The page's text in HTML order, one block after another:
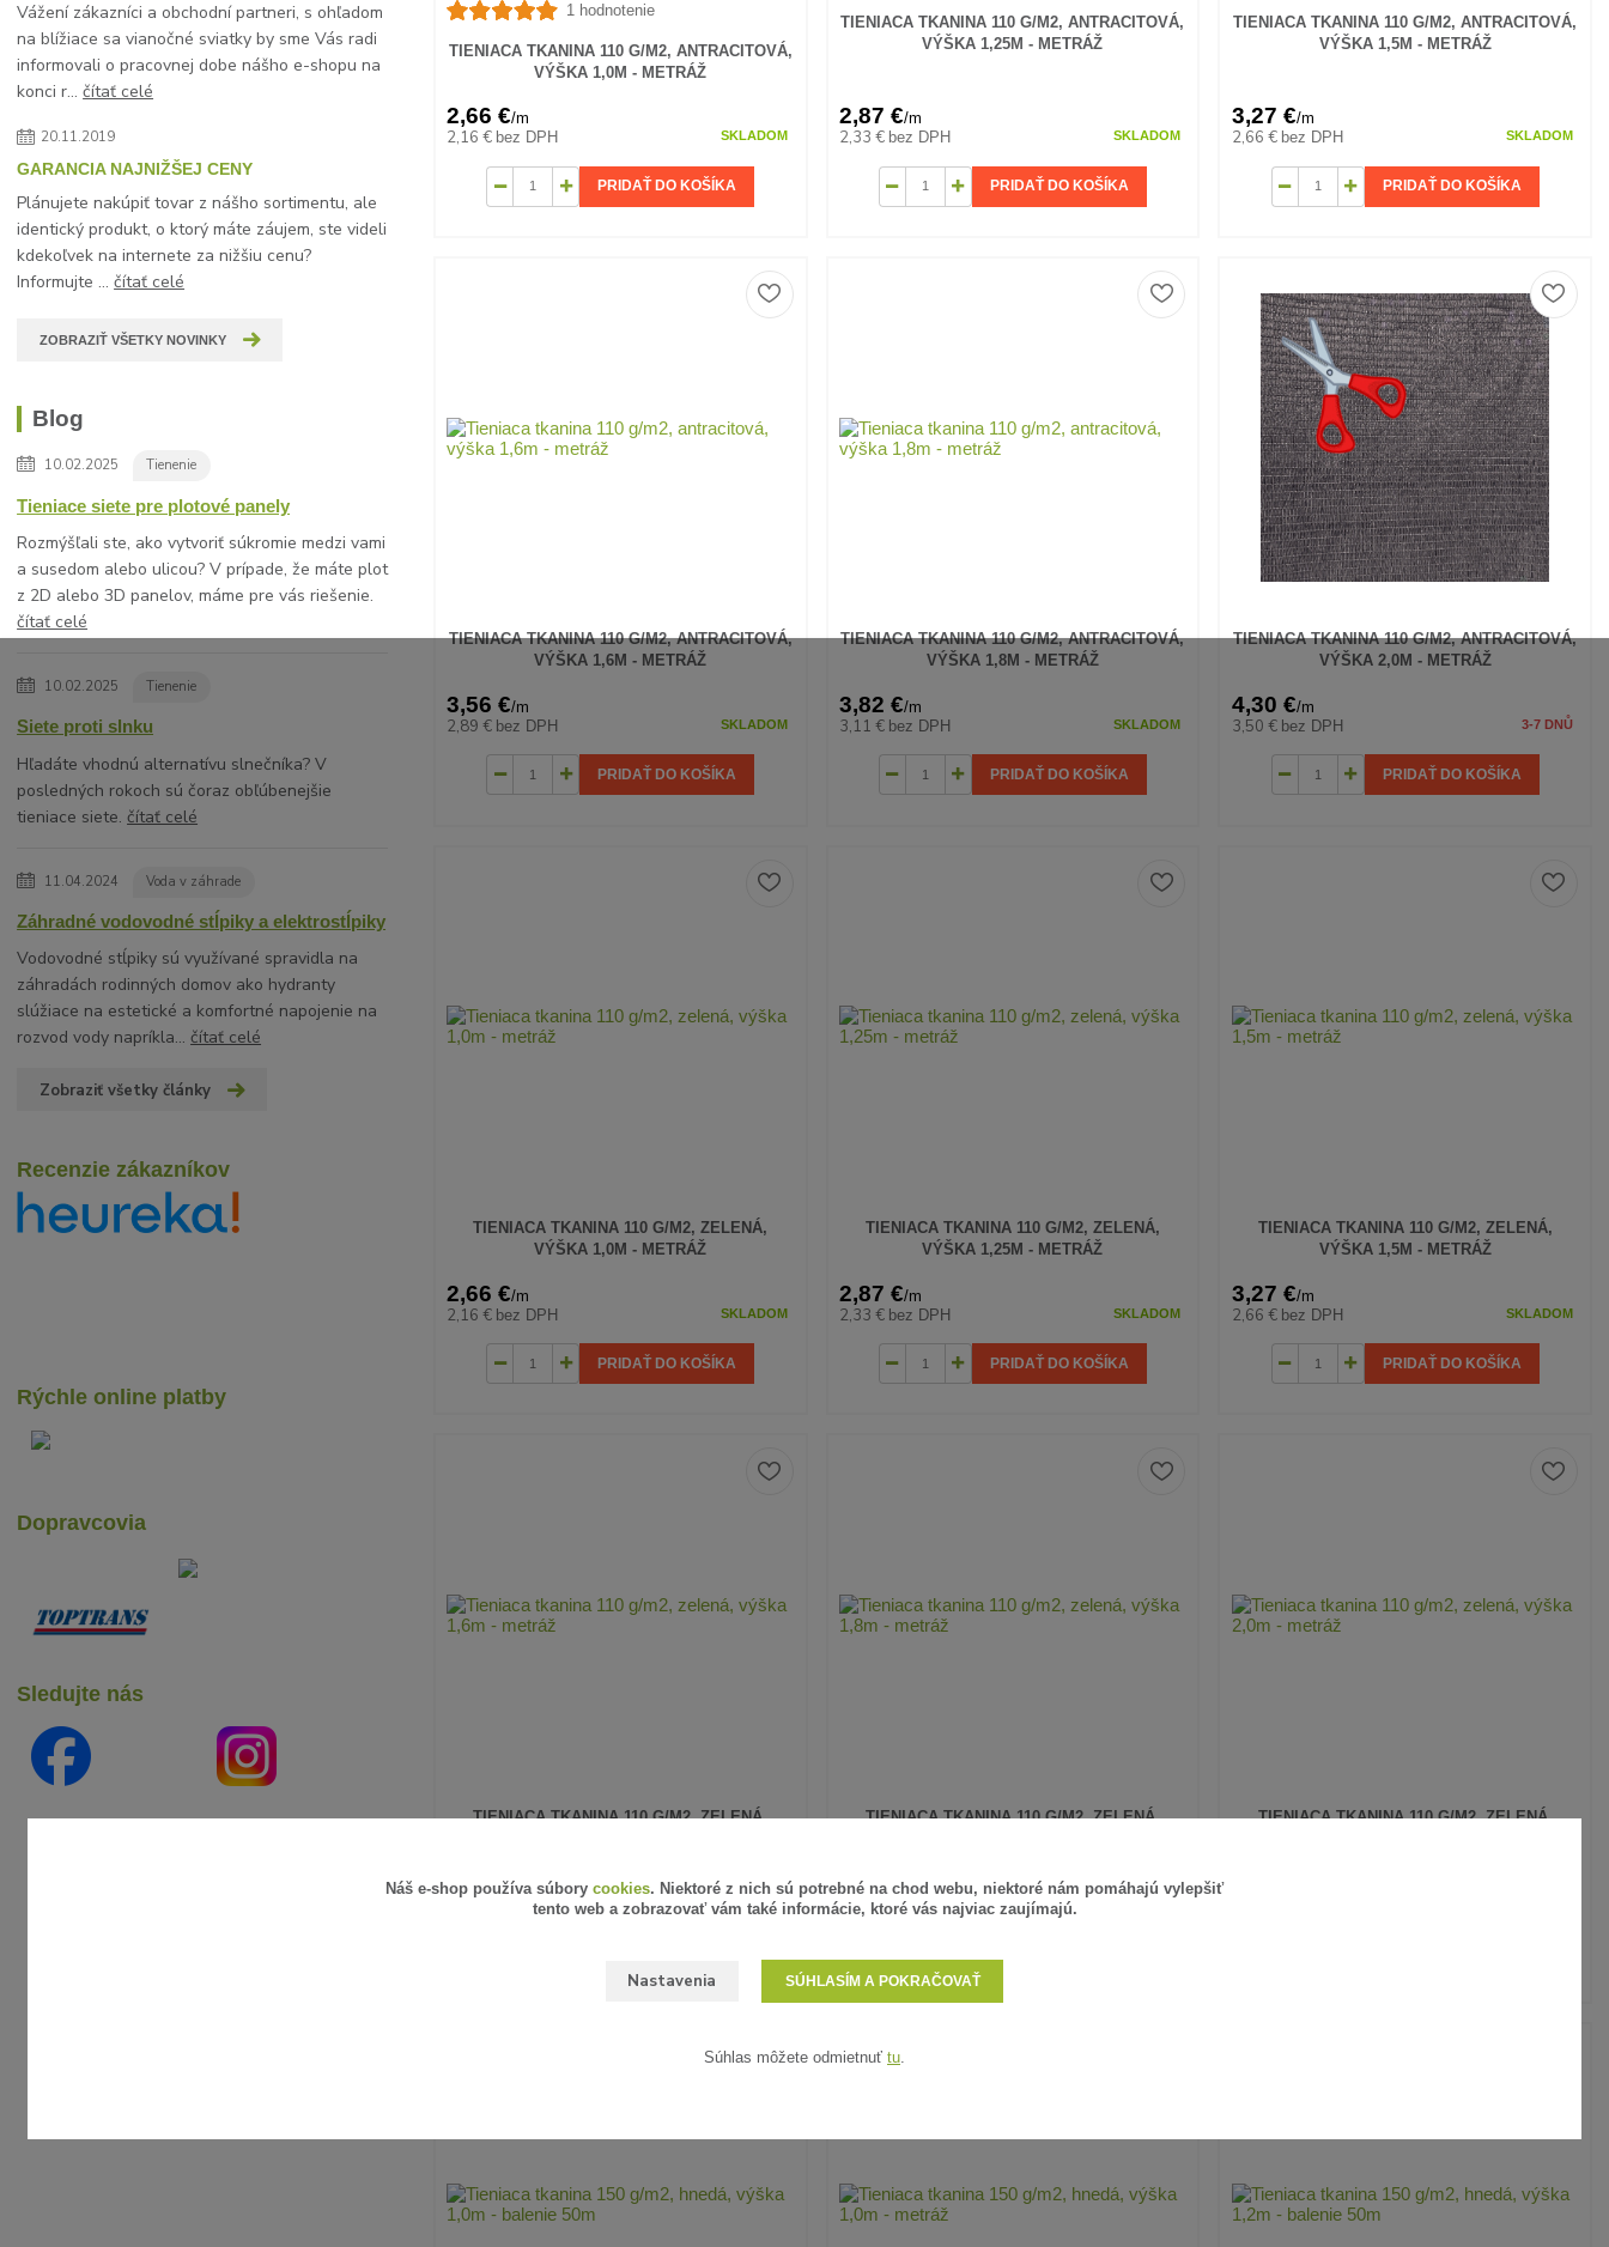
Vážení zákazníci a obchodní partneri, s ohľadom
na blížiace sa vianočné sviatky by sme Vás radi
informovali o pracovnej dobe nášho e-shopu na
konci r...čítať celé
20.11.2019
GARANCIA NAJNIŽŠEJ CENY
Plánujete nakúpiť tovar z nášho sortimentu, ale
identický produkt, o ktorý máte záujem, ste videli
kdekoľvek na internete za nižšiu cenu?
Informujte ...čítať celé
ZOBRAZIŤ VŠETKY NOVINKY
Blog
10.02.2025 Tienenie
Tieniace siete pre plotové panely
Rozmýšľali ste, ako vytvoriť súkromie medzi vami
a susedom alebo ulicou? V prípade, že máte plot
z 2D alebo 3D panelov, máme pre vás riešenie.
čítať celé
10.02.2025 Tienenie
Siete proti slnku
Hľadáte vhodnú alternatívu slnečníka? V
posledných rokoch sú čoraz obľúbenejšie
tieniace siete.čítať celé
11.04.2024 Voda v záhrade
Záhradné vodovodné stĺpiky a elektrostĺpiky
Vodovodné stĺpiky sú využívané spravidla na
záhradách rodinných domov ako hydranty
slúžiace na estetické a komfortné napojenie na
rozvod vody napríkla...čítať celé
Zobraziť všetky články
Recenzie zákazníkov
Rýchle online platby
Dopravcovia
Sledujte nás
1 hodnotenie
TIENIACA TKANINA 110 G/M2, ANTRACITOVÁ,
VÝŠKA 1,0M - METRÁŽ
2,66 €/m
2,16 € bez DPH SKLADOM
PRIDAŤ DO KOŠÍKA
TIENIACA TKANINA 110 G/M2, ANTRACITOVÁ,
VÝŠKA 1,25M - METRÁŽ
2,87 €/m
2,33 € bez DPH SKLADOM
PRIDAŤ DO KOŠÍKA
TIENIACA TKANINA 110 G/M2, ANTRACITOVÁ,
VÝŠKA 1,5M - METRÁŽ
3,27 €/m
2,66 € bez DPH SKLADOM
PRIDAŤ DO KOŠÍKA
TIENIACA TKANINA 110 G/M2, ANTRACITOVÁ,
VÝŠKA 1,6M - METRÁŽ
3,56 €/m
2,89 € bez DPH SKLADOM
PRIDAŤ DO KOŠÍKA
TIENIACA TKANINA 110 G/M2, ANTRACITOVÁ,
VÝŠKA 1,8M - METRÁŽ
3,82 €/m
3,11 € bez DPH SKLADOM
PRIDAŤ DO KOŠÍKA
TIENIACA TKANINA 110 G/M2, ANTRACITOVÁ,
VÝŠKA 2,0M - METRÁŽ
4,30 €/m
3,50 € bez DPH 3-7 DNŮ
PRIDAŤ DO KOŠÍKA
TIENIACA TKANINA 110 G/M2, ZELENÁ,
VÝŠKA 1,0M - METRÁŽ
2,66 €/m
2,16 € bez DPH SKLADOM
PRIDAŤ DO KOŠÍKA
TIENIACA TKANINA 110 G/M2, ZELENÁ,
VÝŠKA 1,25M - METRÁŽ
2,87 €/m
2,33 € bez DPH SKLADOM
PRIDAŤ DO KOŠÍKA
TIENIACA TKANINA 110 G/M2, ZELENÁ,
VÝŠKA 1,5M - METRÁŽ
3,27 €/m
2,66 € bez DPH SKLADOM
PRIDAŤ DO KOŠÍKA
TIENIACA TKANINA 110 G/M2, ZELENÁ,
3,56 €/m
2,89 € bez DPH SKLADOM
TIENIACA TKANINA 110 G/M2, ZELENÁ,
3,82 €/m
3,11 €bez DPH SKLADOM
TIENIACA TKANINA 110 G/M2, ZELENÁ,
Náš e-shop používa súbory cookies. Niektoré z nich sú potrebné na chod webu, niektoré nám pomáhajú vylepšiť
tento web a zobrazovať vám také informácie, ktoré vás najviac zaujímajú.
Nastavenia SÚHLASÍM A POKRAČOVAŤ
Súhlas môžete odmietnuť tu.